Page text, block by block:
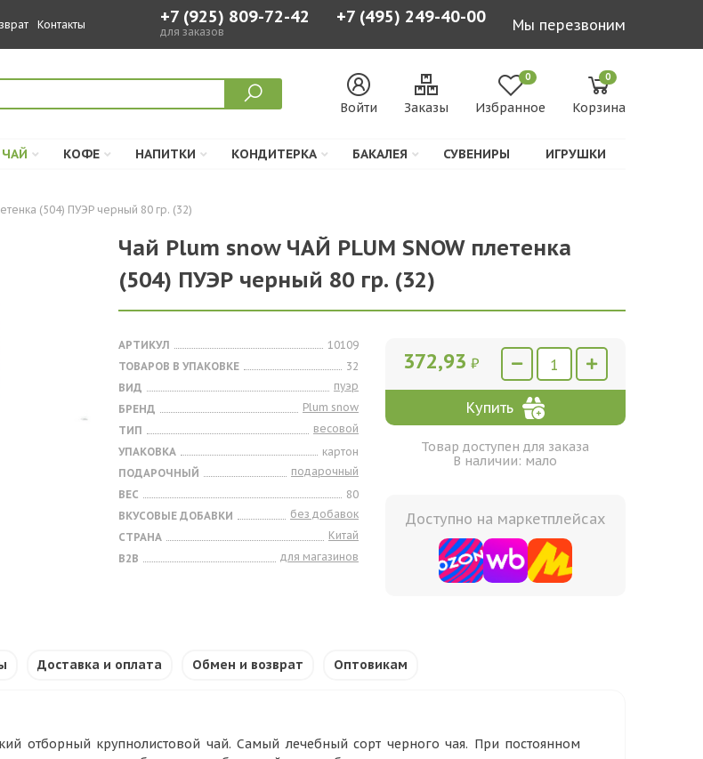
Контакты +7 (925) 809-72-42
для заказов
+7 (495) 249-40-00 Мы перезвоним
Войти Заказы
0
Избранное
0
Корзина
ЧАЙ КОФЕ НАПИТКИ КОНДИТЕРКА БАКАЛЕЯ СУВЕНИРЫ ИГРУШКИ
(504) ПУЭР черный 80 гр. (32)
Чай Plum snow ЧАЙ PLUM SNOW плетенка
(504) ПУЭР черный 80 гр. (32)
АРТИКУЛ
10109
ТОВАРОВ В УПАКОВКЕ
32
ВИД
пуэр
БРЕНД
Plum snow
ТИП
весовой
УПАКОВКА
картон
ПОДАРОЧНЫЙ
подарочный
ВЕС
80
ВКУСОВЫЕ ДОБАВКИ
без добавок
СТРАНА
Китай
B2B
для магазинов
372,93 ₽
Купить
Товар доступен для заказа
В наличии: мало
Доступно на маркетплейсах
Доставка и оплата Обмен и возврат Оптовикам
отборный крупнолистовой чай. Самый лечебный сорт черного чая. При постоянном